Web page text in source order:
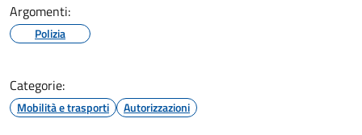
Argomenti:
Polizia
Categorie:
Mobilità e trasporti Autorizzazioni